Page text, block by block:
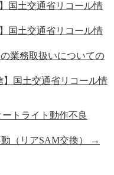
国土交通省リコール情
国土交通省リコール情
業務取扱いについての
】国土交通省リコール情
トライト動作不良
（リアSAM交換）
→